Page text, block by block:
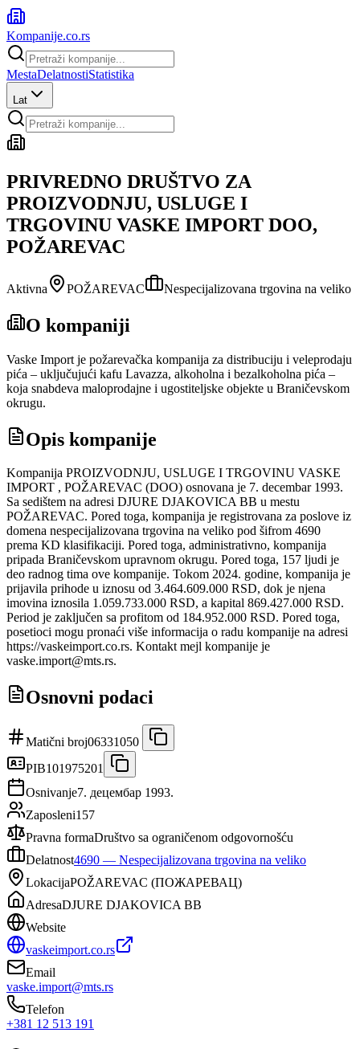
Kompanije.co.rs
MestaDelatnostiStatistika
Lat
PRIVREDNO DRUŠTVO ZA
PROIZVODNJU, USLUGE I
TRGOVINU VASKE IMPORT DOO,
POŽAREVAC
Aktivna POŽAREVAC Nespecijalizovana trgovina na veliko
O kompaniji
Vaske Import je požarevačka kompanija za distribuciju i veleprodaju
pića – uključujući kafu Lavazza, alkoholna i bezalkoholna pića –
koja snabdeva maloprodajne i ugostiteljske objekte u Braničevskom
okrugu.
Opis kompanije
Kompanija PROIZVODNJU, USLUGE I TRGOVINU VASKE
IMPORT , POŽAREVAC (DOO) osnovana je 7. decembar 1993.
Sa sedištem na adresi DJURE DJAKOVICA BB u mestu
POŽAREVAC. Pored toga, kompanija je registrovana za poslove iz
domena nespecijalizovana trgovina na veliko pod šifrom 4690
prema KD klasifikaciji. Pored toga, administrativno, kompanija
pripada Braničevskom upravnom okrugu. Pored toga, 157 ljudi je
deo radnog tima ove kompanije. Tokom 2024. godine, kompanija je
prijavila prihode u iznosu od 3.464.609.000 RSD, dok je njena
imovina iznosila 1.059.733.000 RSD, a kapital 869.427.000 RSD.
Period je zaključen sa profitom od 184.952.000 RSD. Pored toga,
posetioci mogu pronaći više informacija o radu kompanije na adresi
https://vaskeimport.co.rs. Kontakt mejl kompanije je
vaske.import@mts.rs.
Osnovni podaci
Matični broj06331050
PIB101975201
Osnivanje7. децембар 1993.
Zaposleni157
Pravna formaDruštvo sa ograničenom odgovornošću
Delatnost4690 — Nespecijalizovana trgovina na veliko
LokacijaPOŽAREVAC (ПОЖАРЕВАЦ)
AdresaDJURE DJAKOVICA BB
Website
vaskeimport.co.rs
Email
vaske.import@mts.rs
Telefon
+381 12 513 191